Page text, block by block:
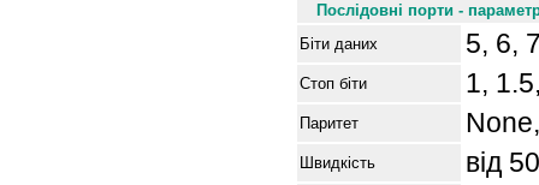
Послідовні порти -
Біти даних
5, 6,
Стоп біти 1,
Паритет
Швидкість від